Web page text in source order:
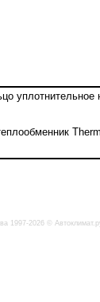
1997-2026 ©